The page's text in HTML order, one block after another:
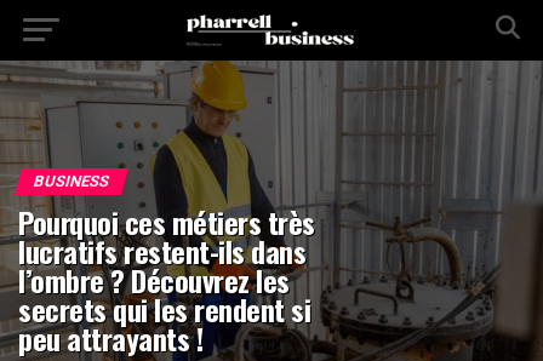
BUSINESS
Pourquoi ces métiers très
lucratifs restent-ils dans
l’ombre ? Découvrez les
secrets qui les rendent si
peu attrayants !